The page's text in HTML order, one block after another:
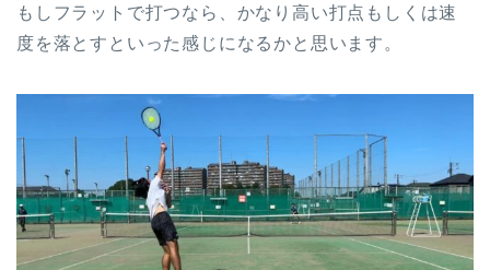
もしフラットで打つなら、かなり高い打点もしくは速
度を落とすといった感じになるかと思います。